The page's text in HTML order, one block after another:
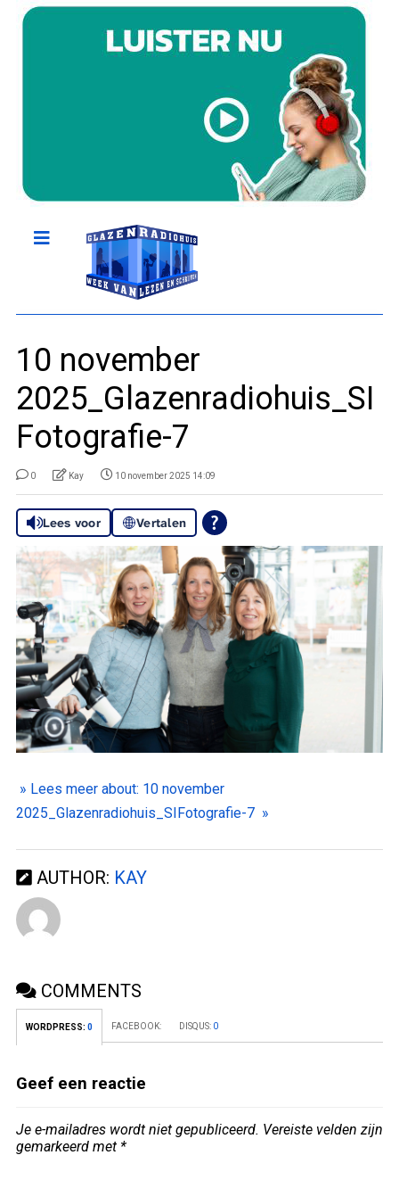
10 november
2025_Glazenradiohuis_SI
Fotografie-7
0 Kay 10 november 2025 14:09
Lees voor Vertalen
» Lees meer about: 10 november
2025_Glazenradiohuis_SIFotografie-7 »
AUTHOR: KAY
COMMENTS
WORDPRESS: 0 FACEBOOK: DISQUS: 0
Geef een reactie
Je e-mailadres wordt niet gepubliceerd. Vereiste velden zijn
gemarkeerd met *